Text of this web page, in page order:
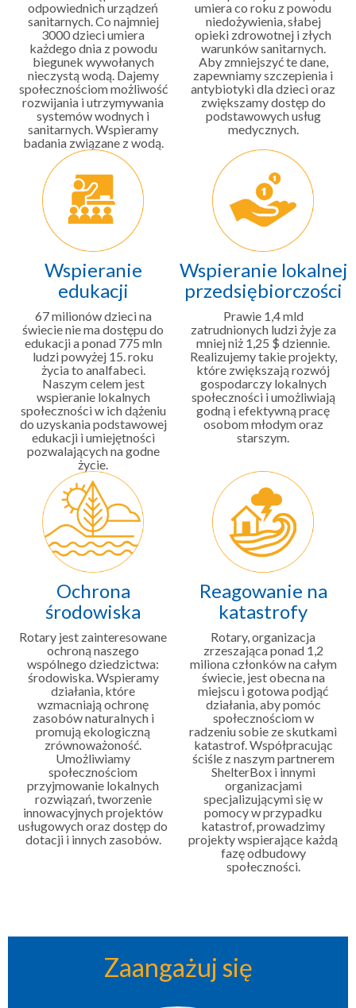
odpowiednich urządzeń
sanitarnych. Co najmniej
3000 dzieci umiera
każdego dnia z powodu
biegunek wywołanych
nieczystą wodą. Dajemy
społecznościom możliwość
rozwijania i utrzymywania
systemów wodnych i
sanitarnych. Wspieramy
badania związane z wodą.
umiera co roku z powodu
niedożywienia, słabej
opieki zdrowotnej i złych
warunków sanitarnych.
Aby zmniejszyć te dane,
zapewniamy szczepienia i
antybiotyki dla dzieci oraz
zwiększamy dostęp do
podstawowych usług
medycznych.
Wspieranie
edukacji
67 milionów dzieci na
świecie nie ma dostępu do
edukacji a ponad 775 mln
ludzi powyżej 15. roku
życia to analfabeci.
Naszym celem jest
wspieranie lokalnych
społeczności w ich dążeniu
do uzyskania podstawowej
edukacji i umiejętności
pozwalających na godne
życie.
Wspieranie lokalnej
przedsiębiorczości
Prawie 1,4 mld
zatrudnionych ludzi żyje za
mniej niż 1,25 $ dziennie.
Realizujemy takie projekty,
które zwiększają rozwój
gospodarczy lokalnych
społeczności i umożliwiają
godną i efektywną pracę
osobom młodym oraz
starszym.
Ochrona
środowiska
Rotary jest zainteresowane
ochroną naszego
wspólnego dziedzictwa:
środowiska. Wspieramy
działania, które
wzmacniają ochronę
zasobów naturalnych i
promują ekologiczną
zrównoważoność.
Umożliwiamy
społecznościom
przyjmowanie lokalnych
rozwiązań, tworzenie
innowacyjnych projektów
usługowych oraz dostęp do
dotacji i innych zasobów.
Reagowanie na
katastrofy
Rotary, organizacja
zrzeszająca ponad 1,2
miliona członków na całym
świecie, jest obecna na
miejscu i gotowa podjąć
działania, aby pomóc
społecznościom w
radzeniu sobie ze skutkami
katastrof. Współpracując
ściśle z naszym partnerem
ShelterBox i innymi
organizacjami
specjalizującymi się w
pomocy w przypadku
katastrof, prowadzimy
projekty wspierające każdą
fazę odbudowy
społeczności.
Zaangażuj się